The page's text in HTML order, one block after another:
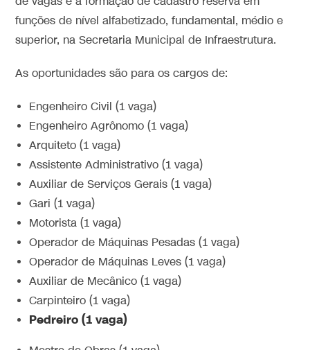
funções de nível alfabetizado, fundamental, médio e
superior, na Secretaria Municipal de Infraestrutura.
As oportunidades são para os cargos de:
Engenheiro Civil (1 vaga)
Engenheiro Agrônomo (1 vaga)
Arquiteto (1 vaga)
Assistente Administrativo (1 vaga)
Auxiliar de Serviços Gerais (1 vaga)
Gari (1 vaga)
Motorista (1 vaga)
Operador de Máquinas Pesadas (1 vaga)
Operador de Máquinas Leves (1 vaga)
Auxiliar de Mecânico (1 vaga)
Carpinteiro (1 vaga)
Pedreiro (1 vaga)